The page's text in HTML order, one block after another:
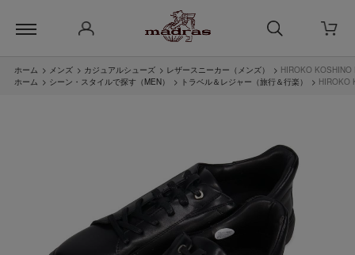
ホーム > メンズ > カジュアルシューズ > レザースニーカー（メンズ） > HIROKO
ホーム > シーン・スタイルで探す（MEN） > トラベル＆レジャー（旅行＆行楽） > HIROKO